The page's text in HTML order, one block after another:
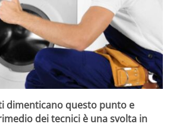
dimenticano questo punto e
dei tecnici è una svolta in